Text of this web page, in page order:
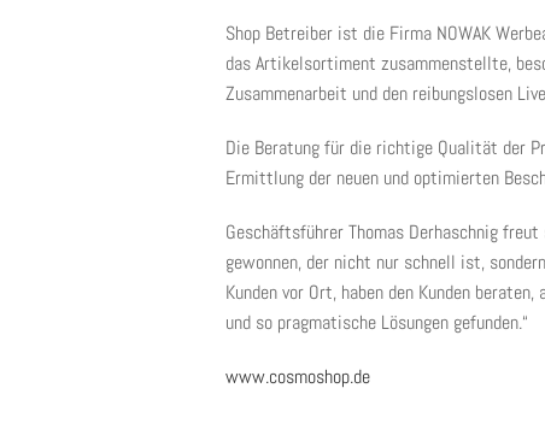
Shop Betreiber ist die Firma NOWAK
das Artikelsortiment zusammenstellte,
Zusammenarbeit und den reibungslosen
Die Beratung für die richtige Qualität der
Ermittlung der neuen und optimierten
Geschäftsführer Thomas Derhaschnig
gewonnen, der nicht nur schnell ist,
Kunden vor Ort, haben den Kunden
und so pragmatische Lösungen gefunden.“
www.cosmoshop.de